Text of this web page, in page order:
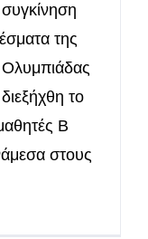
της
το
Β
στους